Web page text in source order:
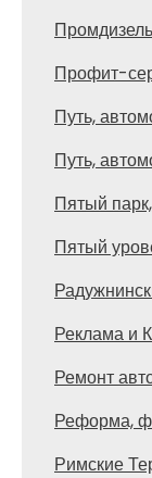
Промдизель
Профит-
Путь,
Путь,
Пятый
Пятый
Реклама и
Ремонт
Реформа,
Римские